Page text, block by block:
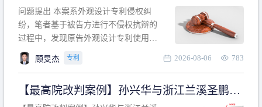
告主观因素：被告的主观恶意、是否明
知或应知、是否有
的影响
问题提出 本案系外观设计专利侵权纠
纷，笔者基于被告方进行不侵权抗辩的
过程中，发现原告外观设计专利使用状
态参考图中的外观设计与被告涉案商品
的视觉效果存在显著区别。故就使用状
保护范围确定进行了研究，将办案体会
与研究过程记录如下： 简要结论： 笔者
顾旻杰 专利 2026-08-06 783
【最高院改判案例】孙兴华与浙江兰溪圣鹏、